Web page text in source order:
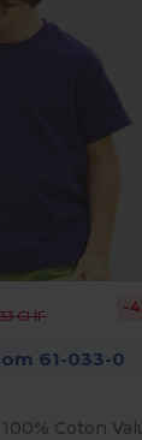
CHF -
61-033-0